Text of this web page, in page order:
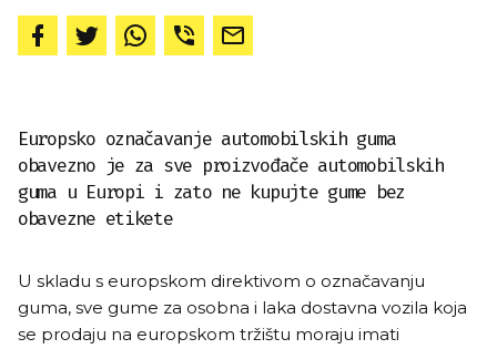
Europsko označavanje automobilskih guma
obavezno je za sve proizvođače automobilskih
guma u Europi i zato ne kupujte gume bez
obavezne etikete
U skladu s europskom direktivom o označavanju
guma, sve gume za osobna i laka dostavna vozila koja
se prodaju na europskom tržištu moraju imati